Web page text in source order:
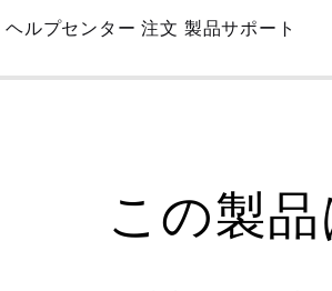
Skip
Main
ヘルプセンター 注文 製品サポート
この製